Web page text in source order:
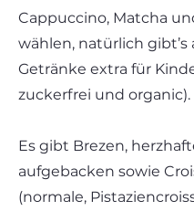
Cappuccino, Matcha
wählen, natürlich gibt’s
Getränke extra für
zuckerfrei und organic).
Es gibt Brezen,
aufgebacken sowie
(normale,